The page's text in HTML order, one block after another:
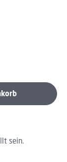
Wert ein
sein.